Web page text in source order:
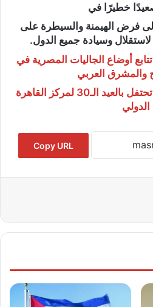
خطيرًا في
فرض الهيمنة والسيطرة على
وسيادة جميع الدول.
أوضاع الجاليات المصرية في
والمشرق العربي
وزارة الخارجية تحتفل بالعيد الـ30 لمركز القاهرة
الدولي
Copy URL